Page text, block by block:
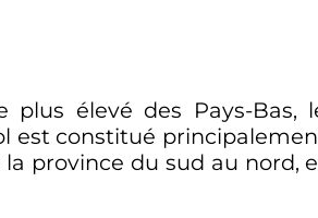
élevé des Pays-Bas,
est constitué
la province du sud au nord,